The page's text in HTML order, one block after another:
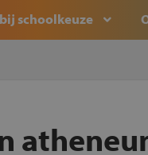
schoolkeuze